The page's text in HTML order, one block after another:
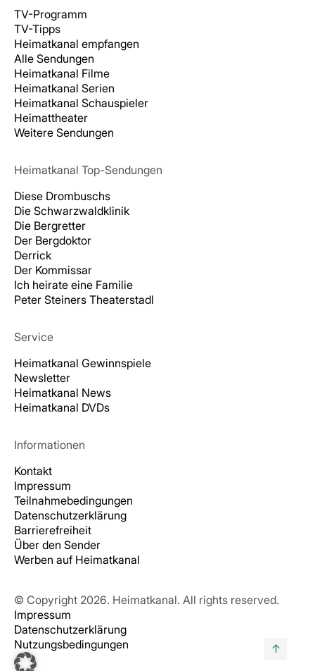
TV-Programm
TV-Tipps
Heimatkanal empfangen
Alle Sendungen
Heimatkanal Filme
Heimatkanal Serien
Heimatkanal Schauspieler
Heimattheater
Weitere Sendungen
Heimatkanal Top-Sendungen
Diese Drombuschs
Die Schwarzwaldklinik
Die Bergretter
Der Bergdoktor
Derrick
Der Kommissar
Ich heirate eine Familie
Peter Steiners Theaterstadl
Service
Heimatkanal Gewinnspiele
Newsletter
Heimatkanal News
Heimatkanal DVDs
Informationen
Kontakt
Impressum
Teilnahmebedingungen
Datenschutzerklärung
Barrierefreiheit
Über den Sender
Werben auf Heimatkanal
© Copyright 2026. Heimatkanal. All rights reserved.
Impressum
Datenschutzerklärung
Nutzungsbedingungen
↑